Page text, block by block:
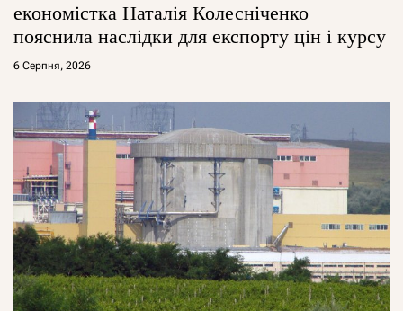
економістка Наталія Колесніченко
пояснила наслідки для експорту цін і курсу
6 Серпня, 2026